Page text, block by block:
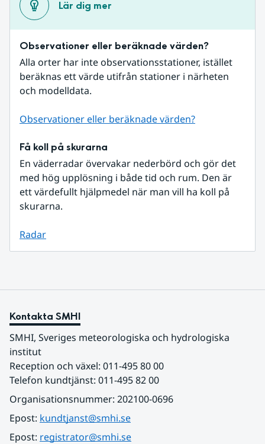
Lär dig mer
Observationer eller beräknade värden?
Alla orter har inte observationsstationer, istället
beräknas ett värde utifrån stationer i närheten
och modelldata.
Observationer eller beräknade värden?
Få koll på skurarna
En väderradar övervakar nederbörd och gör det
med hög upplösning i både tid och rum. Den är
ett värdefullt hjälpmedel när man vill ha koll på
skurarna.
Radar
Kontakta SMHI
SMHI, Sveriges meteorologiska och hydrologiska
institut
Reception och växel: 011-495 80 00
Telefon kundtjänst: 011-495 82 00
Organisationsnummer: 202100-0696
Epost: kundtjanst@smhi.se
Epost: registrator@smhi.se